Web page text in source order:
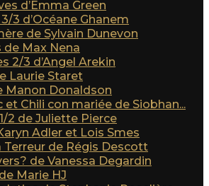
d’Emma Green
3 d’Océane Ghanem
de Sylvain Dunevon
de Max Nena
2/3 d’Angel Arekin
Laurie Staret
Manon Donaldson
et Chili con mariée de Siobhan...
2 de Juliette Pierce
Adler et Lois Smes
Terreur de Régis Descott
de Vanessa Degardin
Marie HJ